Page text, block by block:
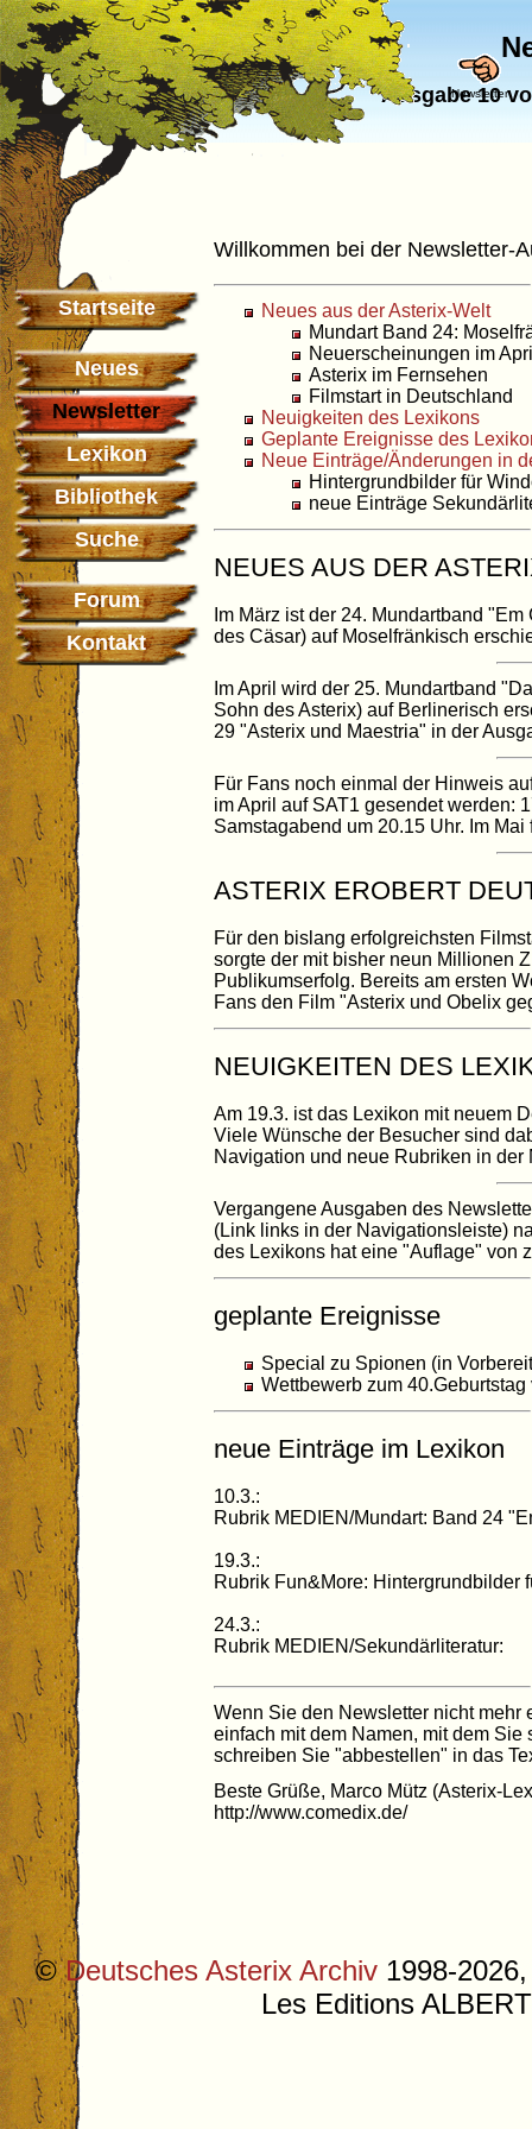
Newsletter
Ausgabe 10
Startseite
Neues
Newsletter
Lexikon
Bibliothek
Suche
Forum
Kontakt
Willkommen bei der Newsletter-
Neues aus der Asterix-Welt
Mundart Band 24:
Neuerscheinungen im
Asterix im Fernsehen
Filmstart in Deutschland
Neuigkeiten des Lexikons
Geplante Ereignisse des
Neue Einträge/Änderungen in
Hintergrundbilder für
neue Einträge
NEUES AUS DER
Im März ist der 24. Mundartband
des Cäsar) auf Moselfränkisch
Im April wird der 25. Mundartband
Sohn des Asterix) auf Berlinerisch
29 "Asterix und Maestria" in der
Für Fans noch einmal der Hinweis
im April auf SAT1 gesendet werden:
Samstagabend um 20.15 Uhr. Im
ASTERIX EROBERT
Für den bislang erfolgreichsten
sorgte der mit bisher neun Millionen
Publikumserfolg. Bereits am ersten
Fans den Film "Asterix und Obelix
NEUIGKEITEN DES
Am 19.3. ist das Lexikon mit neuem
Viele Wünsche der Besucher sind
Navigation und neue Rubriken in der
Vergangene Ausgaben des
(Link links in der Navigationsleiste)
des Lexikons hat eine "Auflage" von
geplante Ereignisse
Special zu Spionen (in
Wettbewerb zum
neue Einträge im Lexikon
10.3.:
Rubrik MEDIEN/Mundart: Band 24
19.3.:
Rubrik Fun&More: Hintergrundbilder
24.3.:
Rubrik MEDIEN/Sekundärliteratur:
Wenn Sie den Newsletter nicht mehr
einfach mit dem Namen, mit dem
schreiben Sie "abbestellen" in das
Beste Grüße, Marco Mütz (Asterix-
http://www.comedix.de/
©Deutsches Asterix Archiv 1998-
Les Editions